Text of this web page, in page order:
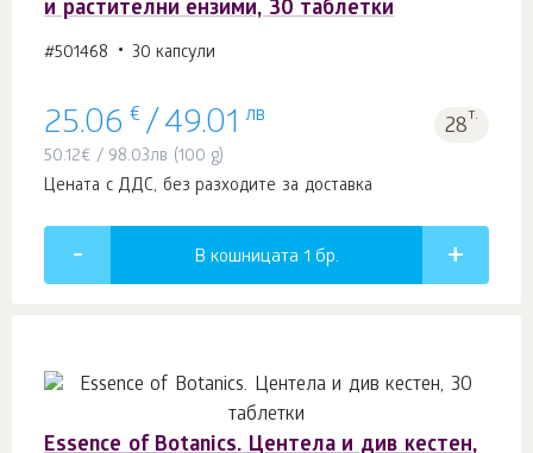
и растителни ензими, 30 таблетки
#501468 30 капсули
25.06 € /49.01 лв 28т.
50.12€ / 98.03лв (100 g)
Цената с ДДС, без разходите за доставка
В кошницата 1 бр.
Essence of Botanics. Центела и див кестен,